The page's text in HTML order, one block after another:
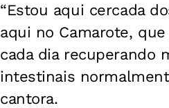
“Estou aqui cercada
aqui no Camarote,
cada dia recuperando
intestinais
cantora.